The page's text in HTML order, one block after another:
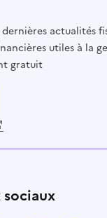
actualités
utiles à la
gratuit
sociaux